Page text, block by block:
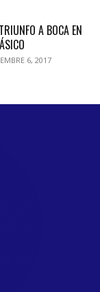
A BOCA EN
6, 2017